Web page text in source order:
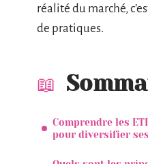
réalité du marché,
de pratiques.
Comprendre les
pour diversifier